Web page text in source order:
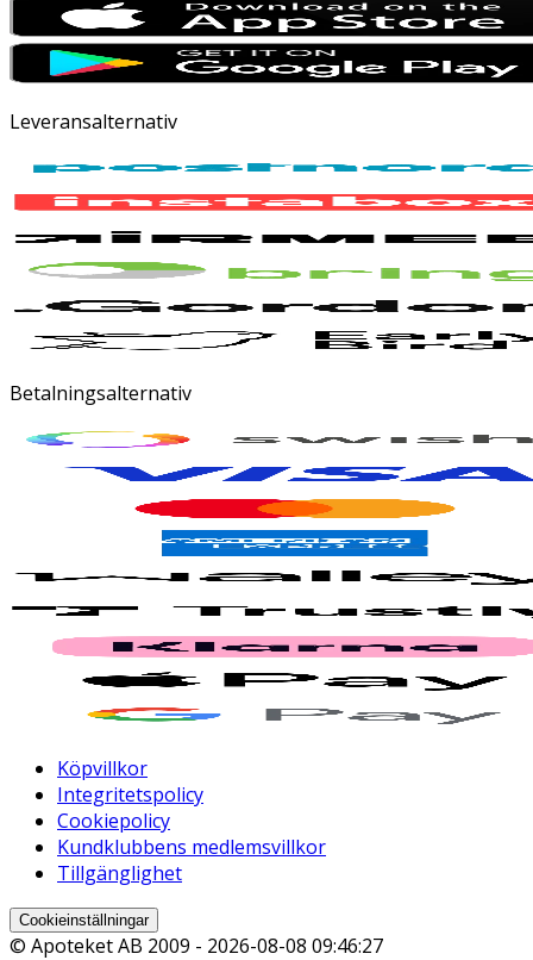
Leveransalternativ
Betalningsalternativ
Köpvillkor
Integritetspolicy
Cookiepolicy
Kundklubbens medlemsvillkor
Tillgänglighet
Cookieinställningar
© Apoteket AB 2009 - 2026-08-08 09:46:27